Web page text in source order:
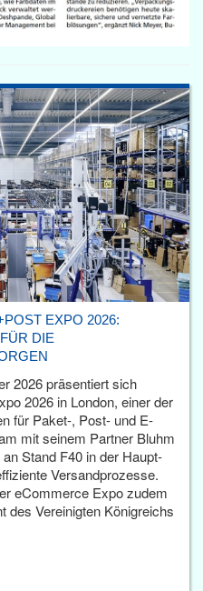
EXPO 2026:
DIE
2026 präsentiert sich
2026 in London, einer der
für Paket-, Post- und E-
mit seinem Partner Bluhm
Stand F40 in der Haupt­
Versandprozesse.
eCommerce Expo zudem
des Vereinigten Königreichs